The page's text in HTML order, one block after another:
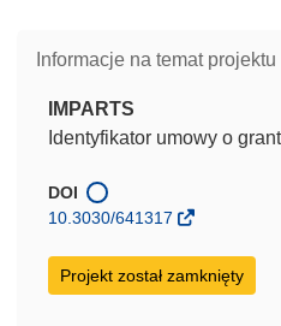
Informacje na temat projektu
IMPARTS
Identyfikator umowy o
DOI
10.3030/641317
Projekt został zamknięty